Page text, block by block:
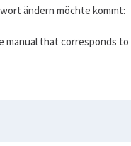
ändern möchte kommt:
manual that corresponds